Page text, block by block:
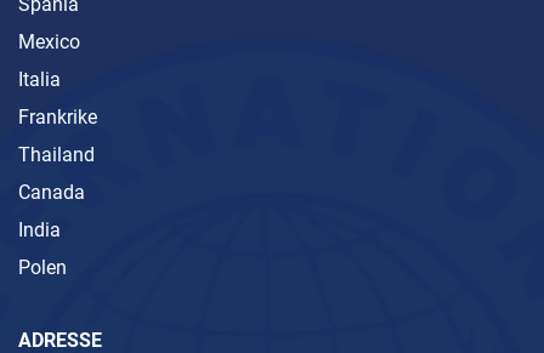
Mexico
Italia
Frankrike
Thailand
Canada
India
Polen
ADRESSE